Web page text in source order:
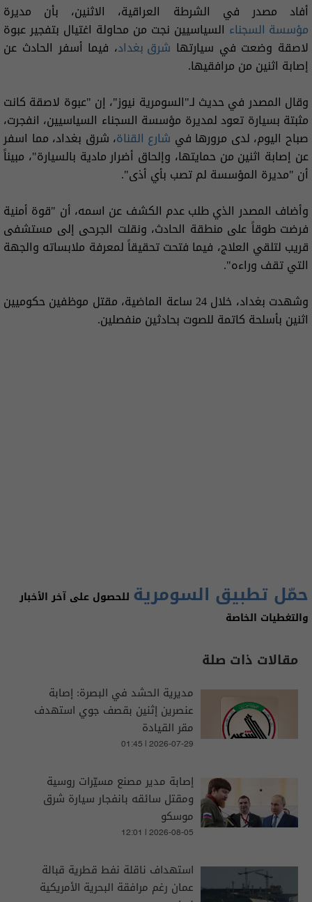
أفاد مصدر في الشرطة العراقية، الاثنين، بأن مديرة
مؤسسة السجناء السياسيين نجت من محاولة اغتيال بتفجير عبوة
لاصقة وضعت في سيارتها شرق بغداد، فيما أسفر الحادث عن
إصابة اثنين من مرافقيها.
وقال المصدر في حديث لـ"السومرية نيوز"، إن "عبوة لاصقة كانت
مثبتة بسيارة تعود لمديرة مؤسسة السجناء السياسيين، انفجرت،
صباح اليوم، لدى مرورها في شارع القناة، شرق بغداد، مما اسفر
عن إصابة اثنين من حمايتها، وإلحاق أضرار مادية بالسيارة"، مبيناً
أن "مديرة المؤسسة لم تصب بأي أذى".
وأضاف المصدر الذي طلب عدم الكشف عن اسمه، أن "قوة أمنية
فرضت طوقاً على منطقة الحادث، ونقلت الجرحى إلى مستشفى
قريب لتلقي العلاج، فيما فتحت تحقيقاً لمعرفة ملابساته والجهة
التي تقف وراءه".
وشهدت بغداد، خلال 24 ساعة الماضية، مقتل موظفين حكوميين
اثنين بأسلحة كاتمة للصوت بحادثين منفصلين.
حمّل تطبيق السومرية للحصول على آخر الأخبار
والتغطيات الخاصة
مقالات ذات صلة
مديرية الحشد في البصرة: إصابة
عنصرين إثنين بقصف جوي استهدف
مقر القيادة
01:45 | 2026-07-29
إصابة مدير مصنع مسيّرات روسية
ومقتل سائقه بانفجار سيارة شرق
موسكو
12:01 | 2026-08-05
استهداف ناقلة نفط قطرية قبالة
عمان رغم مرافقة البحرية الأمريكية